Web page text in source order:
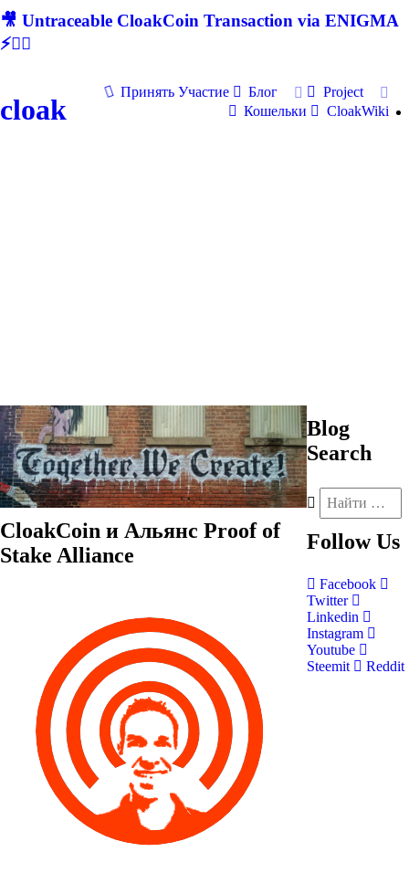
🎥 Untraceable CloakCoin Transaction via ENIGMA
⚡🕵‍♂
cloak
Принять Участие Блог
Project
Кошельки
CloakWiki
CloakCoin и Альянс Proof of
Stake Alliance
Blog
Search
Follow Us
Facebook
Twitter
Linkedin
Instagram
Youtube
Steemit
Reddit